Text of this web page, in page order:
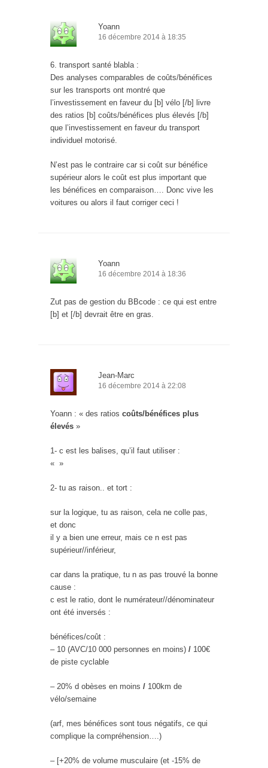
Yoann
16 décembre 2014 à 18:35
6. transport santé blabla :
Des analyses comparables de coûts/bénéfices
sur les transports ont montré que
l’investissement en faveur du [b] vélo [/b] livre
des ratios [b] coûts/bénéfices plus élevés [/b]
que l’investissement en faveur du transport
individuel motorisé.
N’est pas le contraire car si coût sur bénéfice
supérieur alors le coût est plus important que
les bénéfices en comparaison…. Donc vive les
voitures ou alors il faut corriger ceci !
Yoann
16 décembre 2014 à 18:36
Zut pas de gestion du BBcode : ce qui est entre
[b] et [/b] devrait être en gras.
Jean-Marc
16 décembre 2014 à 22:08
Yoann : « des ratios coûts/bénéfices plus
élevés »
1- c est les balises, qu’il faut utiliser :
« »
2- tu as raison.. et tort :
sur la logique, tu as raison, cela ne colle pas,
et donc
il y a bien une erreur, mais ce n est pas
supérieur//inférieur,
car dans la pratique, tu n as pas trouvé la bonne
cause :
c est le ratio, dont le numérateur//dénominateur
ont été inversés :
bénéfices/coût :
– 10 (AVC/10 000 personnes en moins) / 100€
de piste cyclable
– 20% d obèses en moins / 100km de
vélo/semaine
(arf, mes bénéfices sont tous négatifs, ce qui
complique la compréhension….)
– [+20% de volume musculaire (et -15% de